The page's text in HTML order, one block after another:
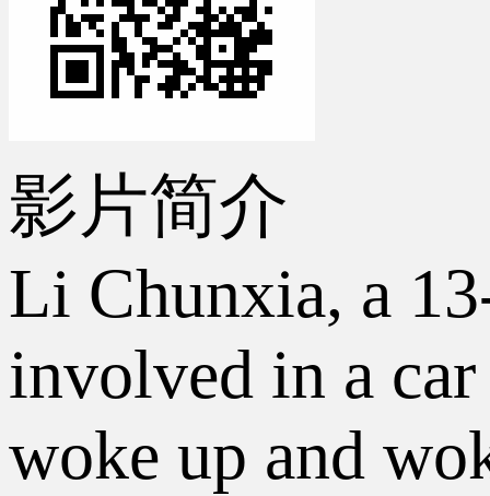
影片简介
Li Chunxia, a
involved in a
woke up and